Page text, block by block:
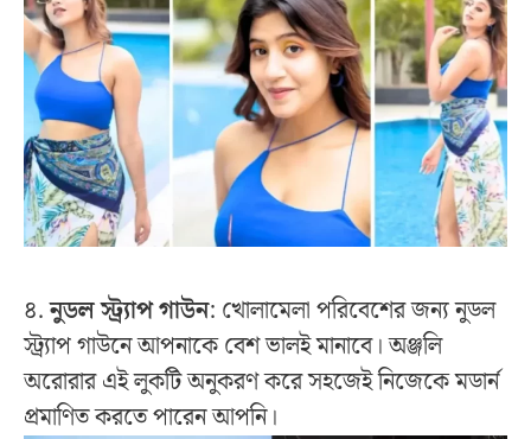
৪.নুডল স্ট্র্যাপ গাউন: খোলামেলা পরিবেশের জন্য নুডল
স্ট্র্যাপ গাউনে আপনাকে বেশ ভালই মানাবে। অঞ্জলি
অরোরার এই লুকটি অনুকরণ করে সহজেই নিজেকে মডার্ন
প্রমাণিত করতে পারেন আপনি।